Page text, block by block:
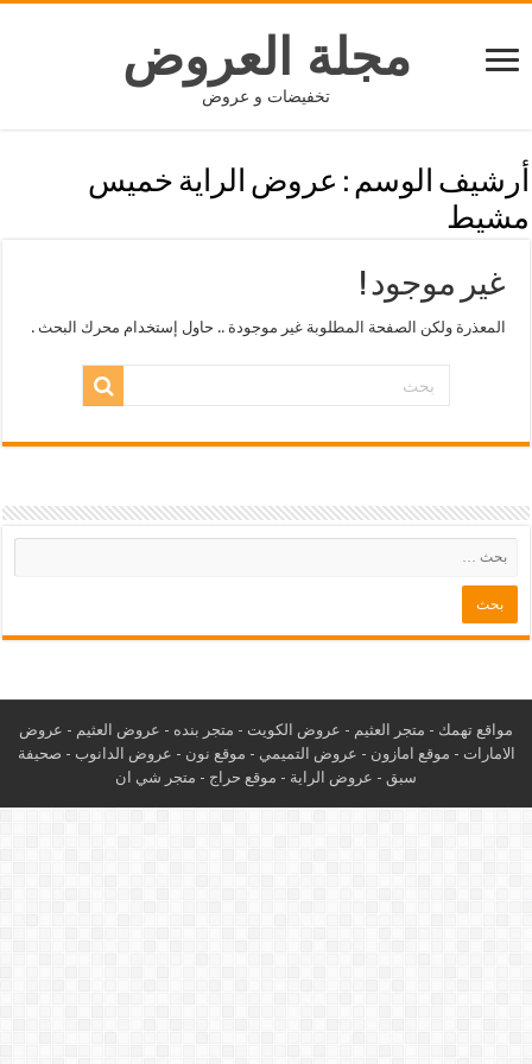
مجلة العروض
تخفيضات و عروض
أرشيف الوسم : عروض الراية خميس
مشيط
غير موجود !
المعذرة ولكن الصفحة المطلوبة غير موجودة .. حاول إستخدام محرك البحث .
مواقع تهمك - متجر العثيم - عروض الكويت - متجر بنده - عروض العثيم - عروض
الامارات - موقع امازون - عروض التميمي - موقع نون - عروض الدانوب - صحيفة
سبق - عروض الراية - موقع حراج - متجر شي ان